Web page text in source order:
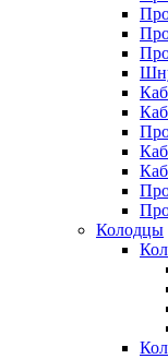
Колодцы